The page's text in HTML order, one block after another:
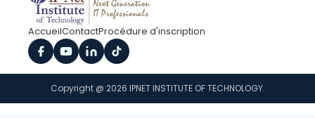
AccueilContactProcédure d'inscription
Copyright @ 2026 IPNET INSTITUTE OF TECHNOLOGY.